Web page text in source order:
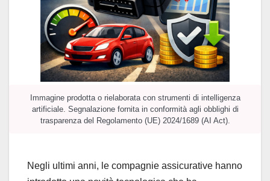
Immagine prodotta o rielaborata con strumenti di intelligenza
artificiale. Segnalazione fornita in conformità agli obblighi di
trasparenza del Regolamento (UE) 2024/1689 (AI Act).
Negli ultimi anni, le compagnie assicurative hanno